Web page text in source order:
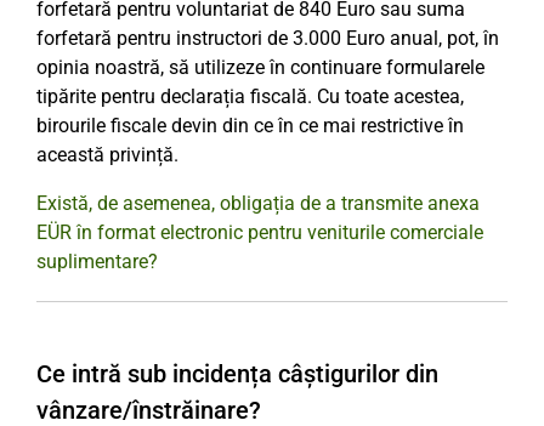
forfetară pentru voluntariat de 840 Euro sau suma
forfetară pentru instructori de 3.000 Euro anual, pot, în
opinia noastră, să utilizeze în continuare formularele
tipărite pentru declarația fiscală. Cu toate acestea,
birourile fiscale devin din ce în ce mai restrictive în
această privință.
Există, de asemenea, obligația de a transmite anexa
EÜR în format electronic pentru veniturile comerciale
suplimentare?
Ce intră sub incidența câștigurilor din
vânzare/înstrăinare?